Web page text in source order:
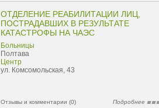
ОТДЕЛЕНИЕ РЕАБИЛИТАЦИИ ЛИЦ,
ПОСТРАДАВШИХ В РЕЗУЛЬТАТЕ
КАТАСТРОФЫ НА ЧАЭС
Больницы
Полтава
Центр
ул. Комсомольская, 43
Отзывы и комментарии (0) Подробнее